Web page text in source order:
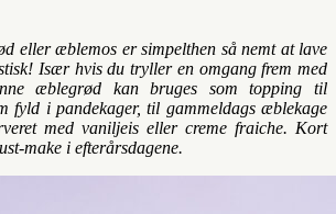
eller æblemos er simpelthen så nemt at lave
Især hvis du tryller en omgang frem med
æblegrød kan bruges som topping til
fyld i pandekager, til gammeldags æblekage
med vaniljeis eller creme fraiche. Kort
make i efterårsdagene.